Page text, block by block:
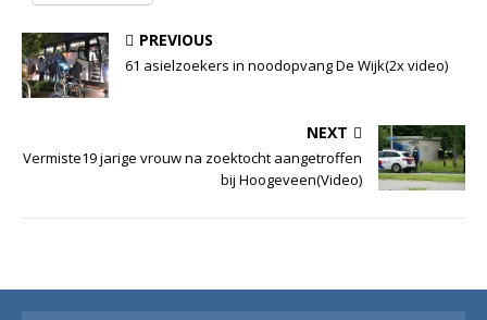
PREVIOUS
61 asielzoekers in noodopvang De Wijk(2x video)
NEXT
Vermiste19 jarige vrouw na zoektocht aangetroffen
bij Hoogeveen(Video)